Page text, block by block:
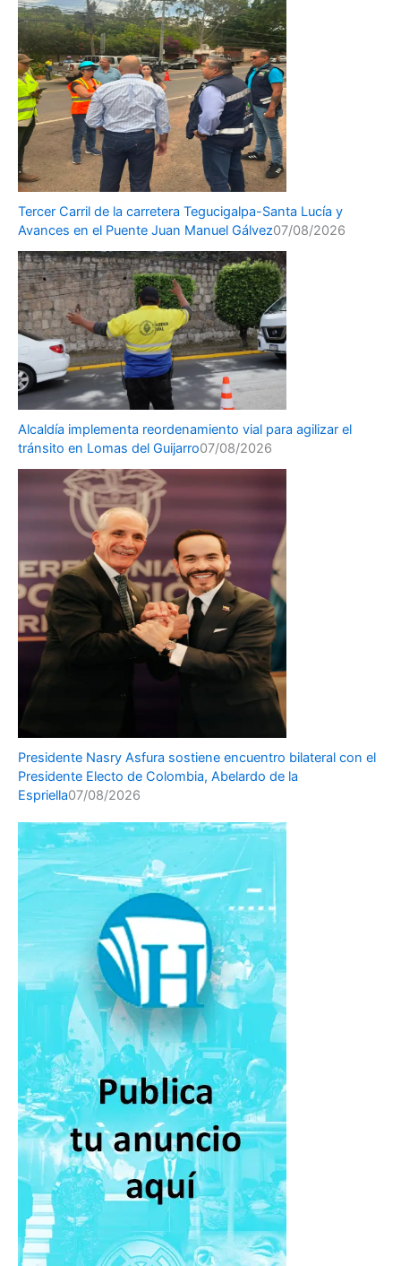
Tercer Carril de la carretera Tegucigalpa-Santa Lucía y
Avances en el Puente Juan Manuel Gálvez07/08/2026
Alcaldía implementa reordenamiento vial para agilizar el
tránsito en Lomas del Guijarro07/08/2026
Presidente Nasry Asfura sostiene encuentro bilateral con el
Presidente Electo de Colombia, Abelardo de la
Espriella07/08/2026